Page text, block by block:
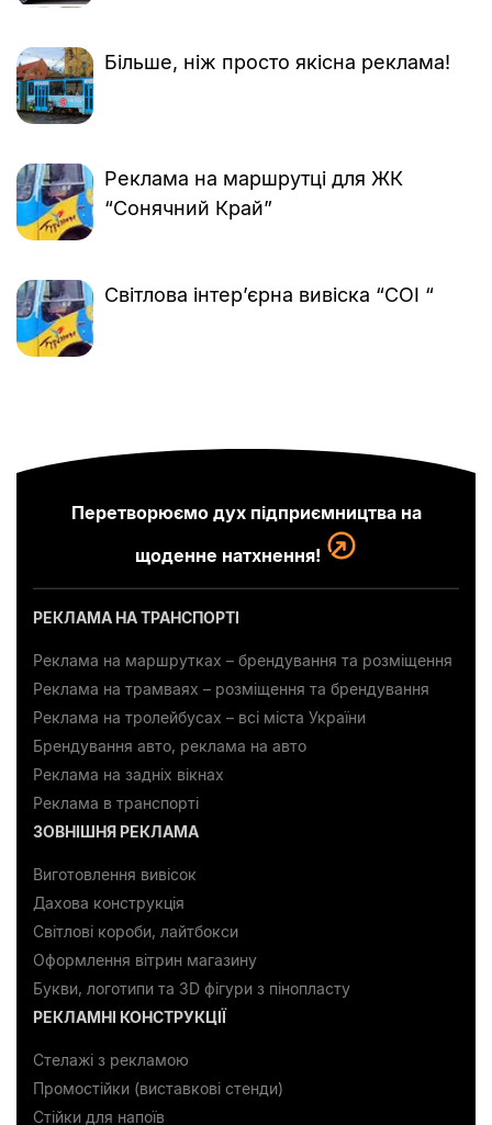
Більше, ніж просто якісна реклама!
Реклама на маршрутці для ЖК
“Сонячний Край”
Світлова інтер’єрна вивіска “COI “
Перетворюємо дух підприємництва на
щоденне натхнення!
РЕКЛАМА НА ТРАНСПОРТІ
Реклама на маршрутках – брендування та розміщення
Реклама на трамваях – розміщення та брендування
Реклама на тролейбусах – всі міста України
Брендування авто, реклама на авто
Реклама на задніх вікнах
Реклама в транспорті
ЗОВНІШНЯ РЕКЛАМА
Виготовлення вивісок
Дахова конструкція
Світлові короби, лайтбокси
Оформлення вітрин магазину
Букви, логотипи та 3D фігури з пінопласту
РЕКЛАМНІ КОНСТРУКЦІЇ
Стелажі з рекламою
Промостійки (виставкові стенди)
Стійки для напоїв